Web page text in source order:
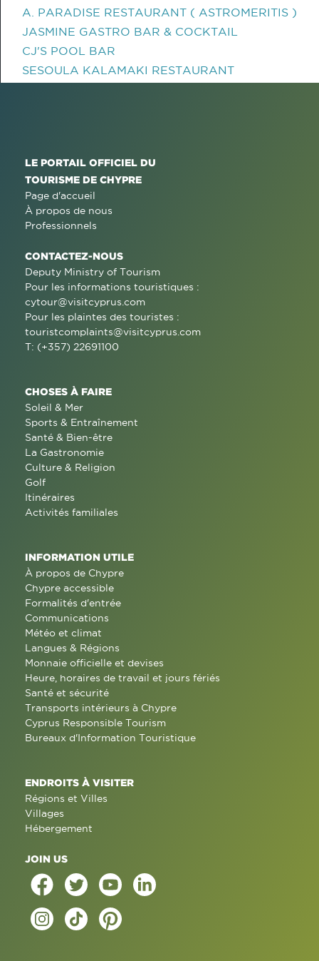
A. PARADISE RESTAURANT ( ASTROMERITIS )
JASMINE GASTRO BAR & COCKTAIL
CJ'S POOL BAR
SESOULA KALAMAKI RESTAURANT
LE PORTAIL OFFICIEL DU
TOURISME DE CHYPRE
Page d'accueil
À propos de nous
Professionnels
CONTACTEZ-NOUS
Deputy Ministry of Tourism
Pour les informations touristiques :
cytour@visitcyprus.com
Pour les plaintes des touristes :
touristcomplaints@visitcyprus.com
T: (+357) 22691100
CHOSES À FAIRE
Soleil & Mer
Sports & Entraînement
Santé & Bien-être
La Gastronomie
Culture & Religion
Golf
Itinéraires
Activités familiales
INFORMATION UTILE
À propos de Chypre
Chypre accessible
Formalités d'entrée
Communications
Météo et climat
Langues & Régions
Monnaie officielle et devises
Heure, horaires de travail et jours fériés
Santé et sécurité
Transports intérieurs à Chypre
Cyprus Responsible Tourism
Bureaux d'Information Touristique
ENDROITS À VISITER
Régions et Villes
Villages
Hébergement
JOIN US